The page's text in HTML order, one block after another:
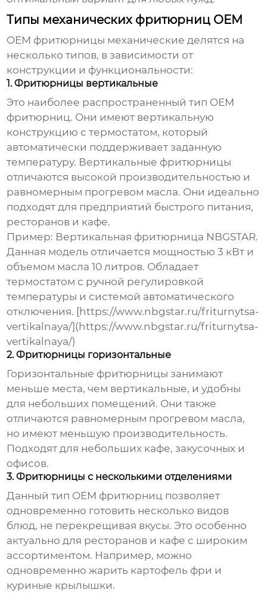
Типы механических фритюрниц OEM
OEM фритюрницы механические делятся на
несколько типов, в зависимости от
конструкции и функциональности:
1. Фритюрницы вертикальные
Это наиболее распространенный тип OEM
фритюрниц. Они имеют вертикальную
конструкцию с термостатом, который
автоматически поддерживает заданную
температуру. Вертикальные фритюрницы
отличаются высокой производительностью и
равномерным прогревом масла. Они идеально
подходят для предприятий быстрого питания,
ресторанов и кафе.
Пример: Вертикальная фритюрница NBGSTAR.
Данная модель отличается мощностью 3 кВт и
объемом масла 10 литров. Обладает
термостатом с ручной регулировкой
температуры и системой автоматического
отключения. [https://www.nbgstar.ru/friturnytsa-
vertikalnaya/](https://www.nbgstar.ru/friturnytsa-
vertikalnaya/)
2. Фритюрницы горизонтальные
Горизонтальные фритюрницы занимают
меньше места, чем вертикальные, и удобны
для небольших помещений. Они также
отличаются равномерным прогревом масла,
но имеют меньшую производительность.
Подходят для небольших кафе, закусочных и
офисов.
3. Фритюрницы с несколькими отделениями
Данный тип OEM фритюрниц позволяет
одновременно готовить несколько видов
блюд, не перекрещивая вкусы. Это особенно
актуально для ресторанов и кафе с широким
ассортиментом. Например, можно
одновременно жарить картофель фри и
куриные крылышки.